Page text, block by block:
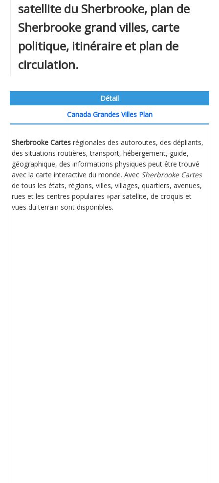
satellite du Sherbrooke, plan de
Sherbrooke grand villes, carte
politique, itinéraire et plan de
circulation.
Détail
Canada Grandes Villes Plan
Sherbrooke Cartes régionales des autoroutes, des dépliants,
des situations routières, transport, hébergement, guide,
géographique, des informations physiques peut être trouvé
avec la carte interactive du monde. Avec Sherbrooke Cartes
de tous les états, régions, villes, villages, quartiers, avenues,
rues et les centres populaires »par satellite, de croquis et
vues du terrain sont disponibles.